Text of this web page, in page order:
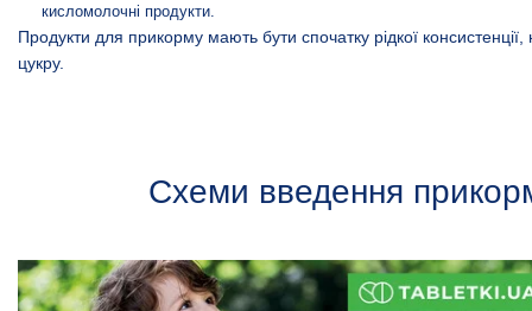
кисломолочні продукти.
Продукти для прикорму мають бути спочатку рідкої консистенції,
цукру.
Схеми введення